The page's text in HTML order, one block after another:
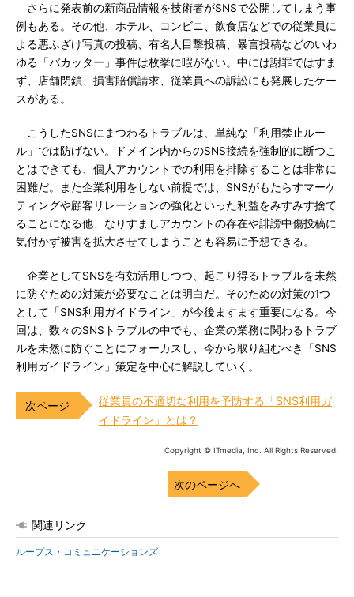
さらに発表前の新商品情報を技術者がSNSで公開してしまう事
例もある。その他、ホテル、コンビニ、飲食店などでの従業員に
よる悪ふざけ写真の投稿、有名人目撃投稿、暴言投稿などのいわ
ゆる「バカッター」事件は枚挙に暇がない。中には謝罪ではすま
ず、店舗閉鎖、損害賠償請求、従業員への訴訟にも発展したケー
スがある。
こうしたSNSにまつわるトラブルは、単純な「利用禁止ルー
ル」では防げない。ドメイン内からのSNS接続を強制的に断つこ
とはできても、個人アカウントでの利用を排除することは非常に
困難だ。また企業利用をしない前提では、SNSがもたらすマーケ
ティングや顧客リレーションの強化といった利益をみすみす捨て
ることになる他、なりすましアカウントの存在や誹謗中傷投稿に
気付かず被害を拡大させてしまうことも容易に予想できる。
企業としてSNSを有効活用しつつ、起こり得るトラブルを未然
に防ぐための対策が必要なことは明白だ。そのための対策の1つ
として「SNS利用ガイドライン」が今後ますます重要になる。今
回は、数々のSNSトラブルの中でも、企業の業務に関わるトラブ
ルを未然に防ぐことにフォーカスし、今から取り組むべき「SNS
利用ガイドライン」策定を中心に解説していく。
従業員の不適切な利用を予防する「SNS利用ガ
イドライン」とは？
Copyright © ITmedia, Inc. All Rights Reserved.
次のページへ
関連リンク
ループス・コミュニケーションズ